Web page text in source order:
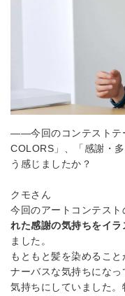
――今回のコンテストテ
COLORS 」、「感謝・
う感じましたか？
クモさん
今回のアートコンテスト
れた感謝の気持ちをイ
ました。
もともと髪を染めるこ
ナーバスな気持ちにな
気持ちにしていました